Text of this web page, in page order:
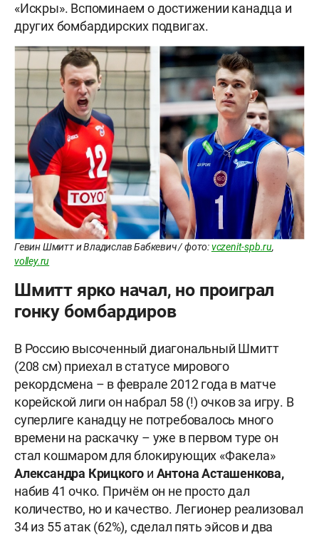
«Искры». Вспоминаем о достижении канадца и
других бомбардирских подвигах.
Гевин Шмитт и Владислав Бабкевич / фото:vczenit-spb.ru,
volley.ru
Шмитт ярко начал, но проиграл
гонку бомбардиров
В Россию высоченный диагональный Шмитт
(208 см) приехал в статусе мирового
рекордсмена – в феврале 2012 года в матче
корейской лиги он набрал 58 (!) очков за игру. В
суперлиге канадцу не потребовалось много
времени на раскачку – уже в первом туре он
стал кошмаром для блокирующих «Факела»
Александра Крицкого и Антона Асташенкова,
набив 41 очко. Причём он не просто дал
количество, но и качество. Легионер реализовал
34 из 55 атак (62%), сделал пять эйсов и два